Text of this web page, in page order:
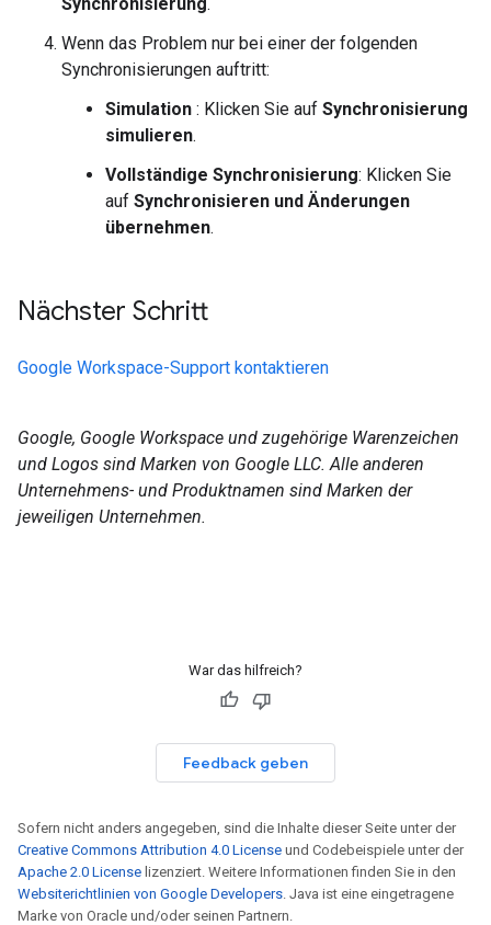
Wenn das Problem nur bei einer der folgenden
Synchronisierungen auftritt:
Simulation : Klicken Sie auf Synchronisierung
simulieren.
Vollständige Synchronisierung: Klicken Sie
auf Synchronisieren und Änderungen
übernehmen.
Nächster Schritt
Google Workspace-Support kontaktieren
Google, Google Workspace und zugehörige Warenzeichen
und Logos sind Marken von Google LLC. Alle anderen
Unternehmens- und Produktnamen sind Marken der
jeweiligen Unternehmen.
War das hilfreich?
Feedback geben
Sofern nicht anders angegeben, sind die Inhalte dieser Seite unter der
Creative Commons Attribution 4.0 License und Codebeispiele unter der
Apache 2.0 License lizenziert. Weitere Informationen finden Sie in den
Websiterichtlinien von Google Developers. Java ist eine eingetragene
Marke von Oracle und/oder seinen Partnern.